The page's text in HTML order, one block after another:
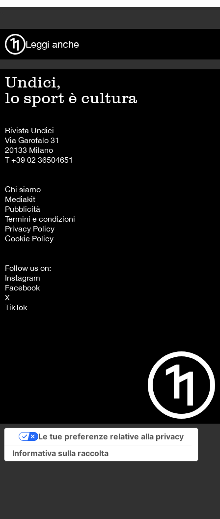
Leggi anche
Undici,
lo sport è cultura
Rivista Undici
Via Garofalo 31
20133 Milano
T +39 02 36504651
Chi siamo
Mediakit
Pubblicità
Termini e condizioni
Privacy Policy
Cookie Policy
Follow us on:
Instagram
Facebook
X
TikTok
Informativa sulla raccolta
Le tue preferenze relative alla privacy